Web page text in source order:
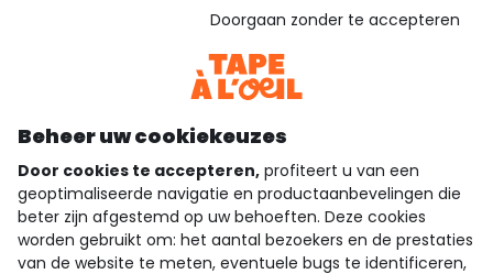
Bekijk de vertrouwensverklaring
Download onze applicatie
Ontdek onze applicatie
wie zijn we?
hulp nodig
Beheer uw cookiekeuzes
Door cookies te accepteren, profiteert u van een
geoptimaliseerde navigatie en productaanbevelingen die
beter zijn afgestemd op uw behoeften. Deze cookies
worden gebruikt om: het aantal bezoekers en de prestaties
van de website te meten, eventuele bugs te identificeren,
Doorgaan zonder te accepteren